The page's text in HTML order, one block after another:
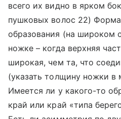
всего их видно в ярком
пушковых волос 22)
образования (на широком
ножке – когда верхняя
широкая, чем та, что
(указать толщину ножки в
Имеется ли у какого-то
край или край «типа